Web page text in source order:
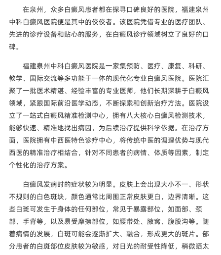
在泉州，众多白癜风患者都在探寻口碑良好的医院，福建泉州
中科白癜风医院便是其中的佼佼者。该医院凭借专业的医疗团队、
先进的诊疗设备和贴心的服务，在白癜风诊疗领域树立了良好的口
碑。
福建泉州中科白癜风医院是一家集预防、医疗、康复、科研、
教学、国际交流等多功能于一体的现代化专业白癜风医院。医院汇
聚了一批医术精湛、经验丰富的专业医师，他们长期深耕于白癜风
领域，紧跟国际前沿医学动态，不断探索和创新治疗方法。医院设
立了一站式白癜风精准检测中心，拥有八大核心白癜风检测技术，
能够快速、精准地找出病因，为后续治疗提供科学依据。在治疗方
面，医院拥有中西医特色诊疗中心，将传统中医的调理优势与现代
西医的精准治疗相结合，针对不同患者的病情、体质等因素，制定
个性化的治疗方案。
白癜风发病时的症状较为明显。皮肤上会出现大小不一、形状
不规则的白色斑块，颜色通常比周围正常皮肤更白，边界清晰。这
些白斑可发生于身体的任何部位，常见于暴露部位，如面部、颈
部、手背等，以及易受摩擦部位，如腰带处、腋窝、腹股沟等。随
着病情的发展，白斑可能会逐渐扩大、融合，形成更大的斑片。部
分患者的白斑部位皮肤较为敏感，对日光的耐受性降低，稍微晒太